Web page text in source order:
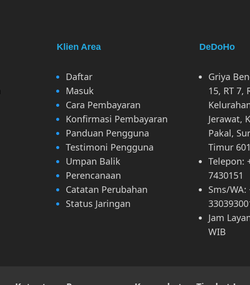
Klien Area
Daftar
Masuk
Cara Pembayaran
Konfirmasi Pembayaran
Panduan Pengguna
Testimoni Pengguna
Umpan Balik
Perencanaan
Catatan Perubahan
Status Jaringan
DeDoHo
Griya
15, RT 7,
Jerawat,
Pakal,
Timur
Telepon:
7430151
Sms/WA:
Jam
WIB